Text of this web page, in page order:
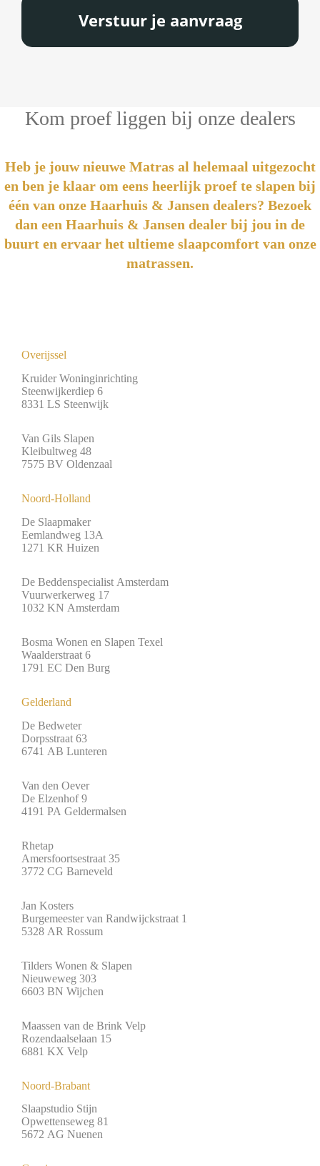
Kom proef liggen bij onze dealers
Heb je jouw nieuwe Matras al helemaal uitgezocht
en ben je klaar om eens heerlijk proef te slapen bij
één van onze Haarhuis & Jansen dealers? Bezoek
dan een Haarhuis & Jansen dealer bij jou in de
buurt en ervaar het ultieme slaapcomfort van onze
matrassen.
Overijssel
Kruider Woninginrichting
Steenwijkerdiep 6
8331 LS Steenwijk
Van Gils Slapen
Kleibultweg 48
7575 BV Oldenzaal
Noord-Holland
De Slaapmaker
Eemlandweg 13A
1271 KR Huizen
De Beddenspecialist Amsterdam
Vuurwerkerweg 17
1032 KN Amsterdam
Bosma Wonen en Slapen Texel
Waalderstraat 6
1791 EC Den Burg
Gelderland
De Bedweter
Dorpsstraat 63
6741 AB Lunteren
Van den Oever
De Elzenhof 9
4191 PA Geldermalsen
Rhetap
Amersfoortsestraat 35
3772 CG Barneveld
Jan Kosters
Burgemeester van Randwijckstraat 1
5328 AR Rossum
Tilders Wonen & Slapen
Nieuweweg 303
6603 BN Wijchen
Maassen van de Brink Velp
Rozendaalselaan 15
6881 KX Velp
Noord-Brabant
Slaapstudio Stijn
Opwettenseweg 81
5672 AG Nuenen